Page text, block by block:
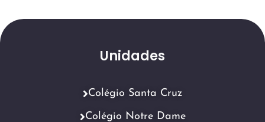
Unidades
Colégio Santa Cruz
Colégio Notre Dame